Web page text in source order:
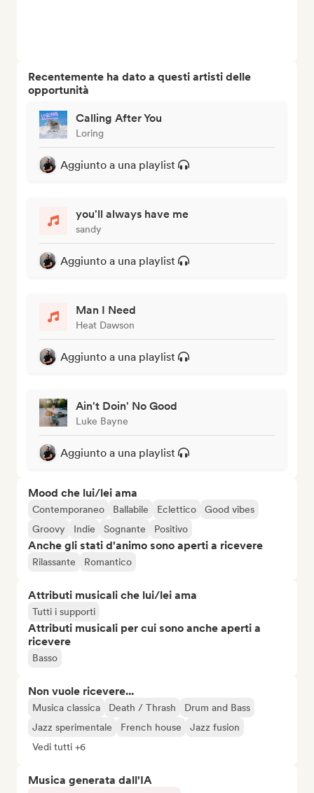
Recentemente ha dato a questi artisti delle
opportunità
Calling After You
Loring
Aggiunto a una playlist
you'll always have me
sandy
Aggiunto a una playlist
Man I Need
Heat Dawson
Aggiunto a una playlist
Ain't Doin' No Good
Luke Bayne
Aggiunto a una playlist
Mood che lui/lei ama
Contemporaneo Ballabile Eclettico
Good vibes
Groovy
Indie Sognante Positivo
Anche gli stati d'animo sono aperti a ricevere
Rilassante Romantico
Attributi musicali che lui/lei ama
Tutti i supporti
Attributi musicali per cui sono anche aperti a
ricevere
Basso
Non vuole ricevere...
Musica classica Death / Thrash
Drum and Bass
Jazz sperimentale
French house
Jazz fusion
Vedi tutti +6
Musica generata dall'IA